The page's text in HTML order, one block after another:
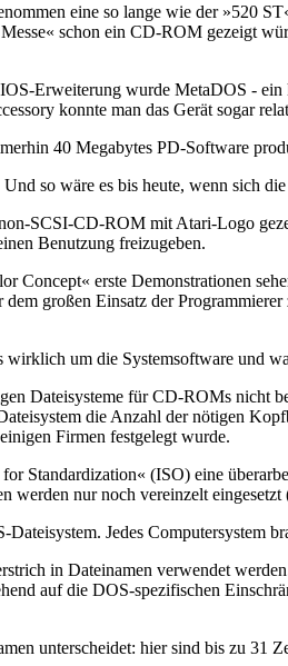
eine so lange wie der »520
schon ein CD-ROM gezeigt
Erweiterung wurde MetaDOS -
konnte man das Gerät sogar
40 Megabytes PD-Software
so wäre es bis heute, wenn sich
SCSI-CD-ROM mit Atari-Logo
Benutzung freizugeben.
Concept« erste Demonstrationen
großen Einsatz der
wirklich um die Systemsoftware
Dateisysteme für CD-ROMs nicht
die Anzahl der nötigen
Firmen festgelegt wurde.
Standardization« (ISO) eine
werden nur noch vereinzelt
Jedes Computersystem
in Dateinamen verwendet
auf die DOS-spezifischen
unterscheidet: hier sind bis zu